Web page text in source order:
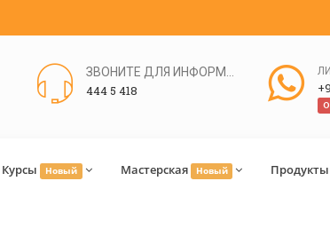
444 5 418
Курсы Новый Мастерская Новый